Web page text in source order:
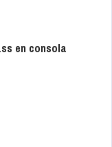
en consola